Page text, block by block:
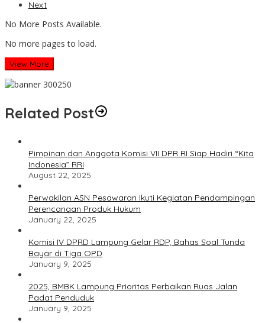
Next
No More Posts Available.
No more pages to load.
View More
Related Post
Pimpinan dan Anggota Komisi VII DPR RI Siap Hadiri “Kita
Indonesia” RRI
August 22, 2025
Perwakilan ASN Pesawaran Ikuti Kegiatan Pendampingan
Perencanaan Produk Hukum
January 22, 2025
Komisi IV DPRD Lampung Gelar RDP, Bahas Soal Tunda
Bayar di Tiga OPD
January 9, 2025
2025, BMBK Lampung Prioritas Perbaikan Ruas Jalan
Padat Penduduk
January 9, 2025